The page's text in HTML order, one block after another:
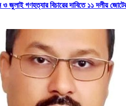
ও জুলাই গণহত্যার বিচারের দাবিতে ১১ দলীয়